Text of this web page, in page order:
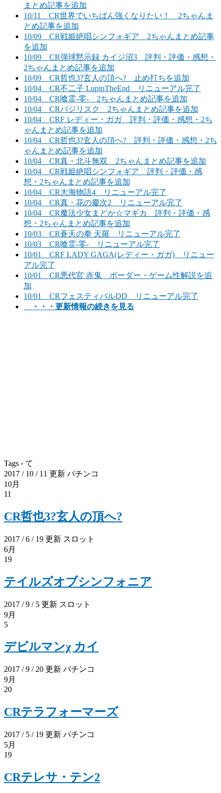
まとめ記事を追加
10/11 CR世界でいちばん強くなりたい！ 2ちゃんま
とめ記事を追加
10/09 CR戦姫絶唱シンフォギア 2ちゃんまとめ記事
を追加
10/09 CR弾球黙示録 カイジ沼3 評判・評価・感想・
2ちゃんまとめ記事を追加
10/09 CR哲也3?玄人の頂へ? 止め打ちを追加
10/04 CR不二子 LupinTheEnd リニューアル完了
10/04 CR喰霊-零- 2ちゃんまとめ記事を追加
10/04 CRバジリスク 2ちゃんまとめ記事を追加
10/04 CRF レディー・ガガ 評判・評価・感想・2ち
ゃんまとめ記事を追加
10/04 CR哲也3?玄人の頂へ? 評判・評価・感想・2ち
ゃんまとめ記事を追加
10/04 CR真・北斗無双 2ちゃんまとめ記事を追加
10/04 CR戦姫絶唱シンフォギア 評判・評価・感
想・2ちゃんまとめ記事を追加
10/04 CR大海物語4 リニューアル完了
10/04 CR真・花の慶次2 リニューアル完了
10/04 CR魔法少女まどか☆マギカ 評判・評価・感
想・2ちゃんまとめ記事を追加
10/03 CR蒼天の拳 天羅 リニューアル完了
10/03 CR喰霊-零- リニューアル完了
10/01 CRF LADY GAGA(レディー・ガガ) リニュー
アル完了
10/01 CR悪代官 赤鬼 ボーダー・ゲーム性解説を追
加
10/01 CRフェスティバルDD リニューアル完了
・・・更新情報の続きを見る
Tags › て
2017 / 10 / 11 更新 パチンコ
10月
11
CR哲也3?玄人の頂へ?
2017 / 6 / 19 更新 スロット
6月
19
テイルズオブシンフォニア
2017 / 9 / 5 更新 スロット
9月
5
デビルマンχ カイ
2017 / 9 / 20 更新 パチンコ
9月
20
CRテラフォーマーズ
2017 / 5 / 19 更新 パチンコ
5月
19
CRテレサ・テン2